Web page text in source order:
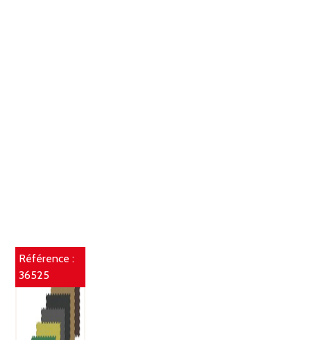
Référence :
36525